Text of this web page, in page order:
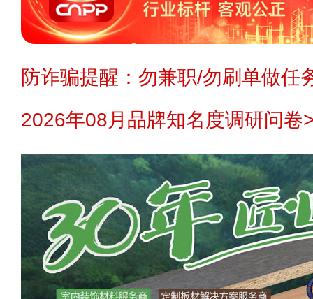
防诈骗提醒：勿兼职/勿刷单做任
2026年08月品牌知名度调研问卷